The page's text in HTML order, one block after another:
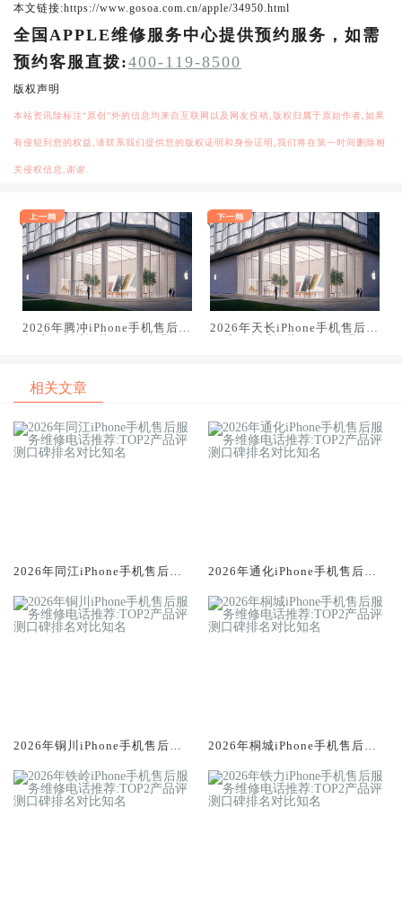
本文链接:https://www.gosoa.com.cn/apple/34950.html
全国APPLE维修服务中心提供预约服务，如需
预约客服直拨:400-119-8500
版权声明
本站资讯除标注“原创”外的信息均来自互联网以及网友投稿,版权归属于原始作者,如果
有侵犯到您的权益,请联系我们提供您的版权证明和身份证明,我们将在第一时间删除相
关侵权信息,谢谢.
2026年腾冲iPhone手机售后服
2026年天长iPhone手机售后服
相关文章
2026年同江iPhone手机售后服
口碑排名对比知名
2026年通化iPhone手机售后服
口碑排名对比知名
2026年铜川iPhone手机售后服
口碑排名对比知名
2026年桐城iPhone手机售后服
口碑排名对比知名